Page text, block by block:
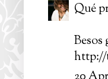
Qué
Besos
http://